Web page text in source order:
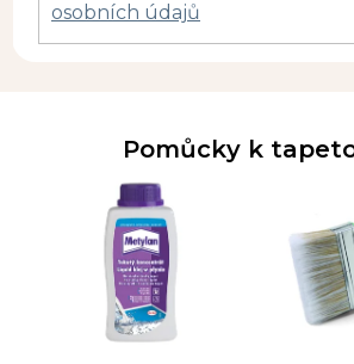
osobních údajů
Pomůcky k